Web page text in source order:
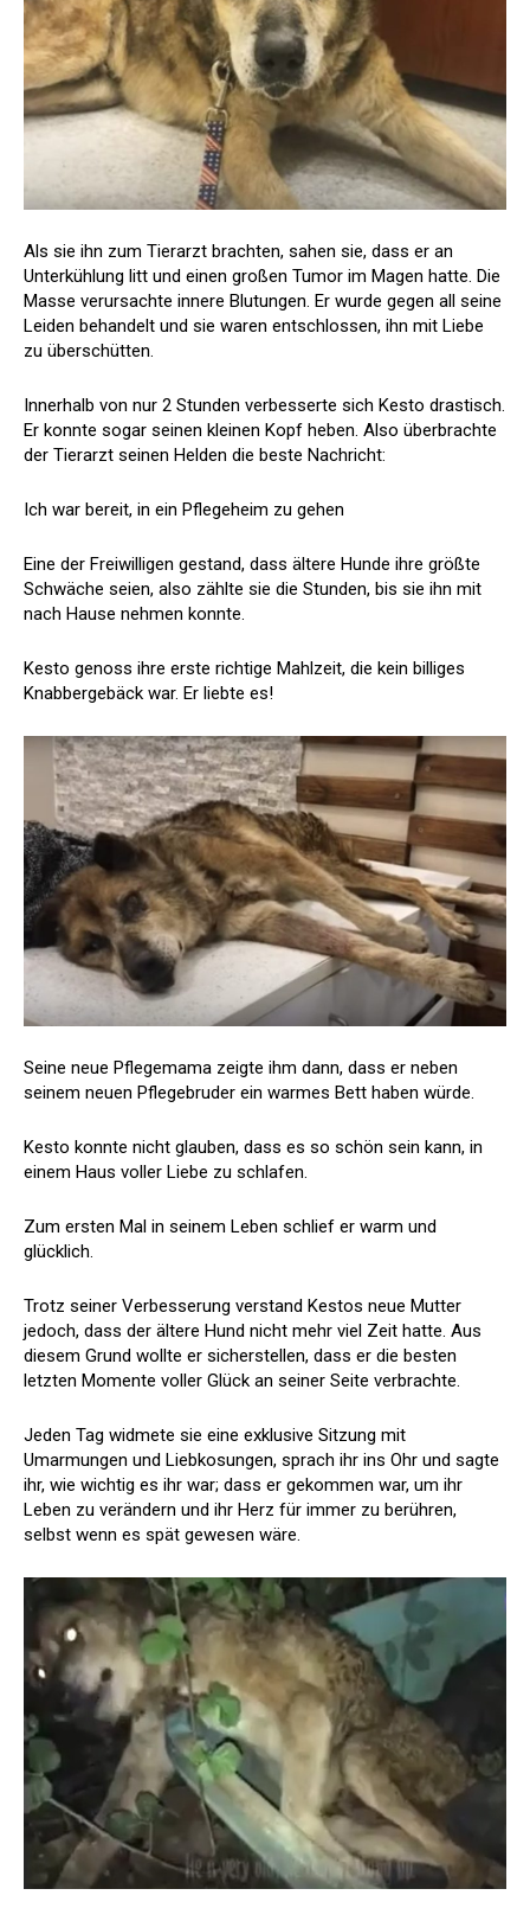
Als sie ihn zum Tierarzt brachten, sahen sie, dass er an
Unterkühlung litt und einen großen Tumor im Magen hatte. Die
Masse verursachte innere Blutungen. Er wurde gegen all seine
Leiden behandelt und sie waren entschlossen, ihn mit Liebe
zu überschütten.
Innerhalb von nur 2 Stunden verbesserte sich Kesto drastisch.
Er konnte sogar seinen kleinen Kopf heben. Also überbrachte
der Tierarzt seinen Helden die beste Nachricht:
Ich war bereit, in ein Pflegeheim zu gehen
Eine der Freiwilligen gestand, dass ältere Hunde ihre größte
Schwäche seien, also zählte sie die Stunden, bis sie ihn mit
nach Hause nehmen konnte.
Kesto genoss ihre erste richtige Mahlzeit, die kein billiges
Knabbergebäck war. Er liebte es!
Seine neue Pflegemama zeigte ihm dann, dass er neben
seinem neuen Pflegebruder ein warmes Bett haben würde.
Kesto konnte nicht glauben, dass es so schön sein kann, in
einem Haus voller Liebe zu schlafen.
Zum ersten Mal in seinem Leben schlief er warm und
glücklich.
Trotz seiner Verbesserung verstand Kestos neue Mutter
jedoch, dass der ältere Hund nicht mehr viel Zeit hatte. Aus
diesem Grund wollte er sicherstellen, dass er die besten
letzten Momente voller Glück an seiner Seite verbrachte.
Jeden Tag widmete sie eine exklusive Sitzung mit
Umarmungen und Liebkosungen, sprach ihr ins Ohr und sagte
ihr, wie wichtig es ihr war; dass er gekommen war, um ihr
Leben zu verändern und ihr Herz für immer zu berühren,
selbst wenn es spät gewesen wäre.